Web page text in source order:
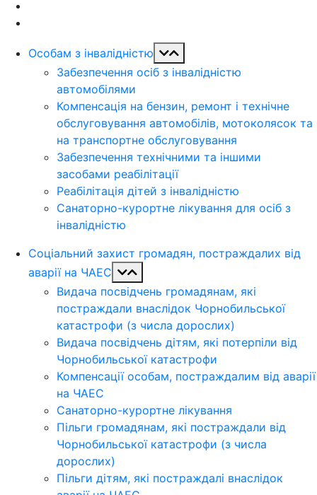
Особам з інвалідністю
Забезпечення осіб з інвалідністю
автомобілями
Компенсація на бензин, ремонт і технічне
обслуговування автомобілів, мотоколясок та
на транспортне обслуговування
Забезпечення технічними та іншими
засобами реабілітації
Реабілітація дітей з інвалідністю
Санаторно-курортне лікування для осіб з
інвалідністю
Соціальний захист громадян, постраждалих від
аварії на ЧАЕС
Видача посвідчень громадянам, які
постраждали внаслідок Чорнобильської
катастрофи (з числа дорослих)
Видача посвідчень дітям, які потерпіли від
Чорнобильської катастрофи
Компенсації особам, постраждалим від аварії
на ЧАЕС
Санаторно-курортне лікування
Пільги громадянам, які постраждали від
Чорнобильської катастрофи (з числа
дорослих)
Пільги дітям, які постраждалі внаслідок